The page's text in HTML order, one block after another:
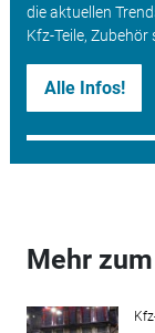
die aktuellen
Kfz-Teile, Zubehör
Alle Infos!
Mehr